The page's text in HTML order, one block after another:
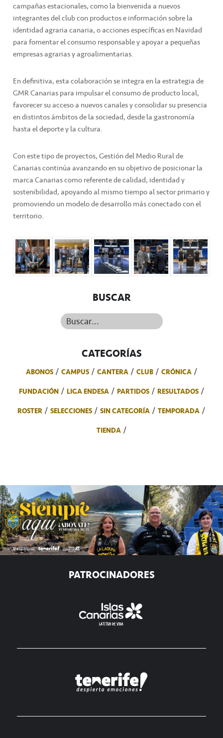
campañas estacionales, como la bienvenida a nuevos
integrantes del club con productos e información sobre la
identidad agraria canaria, o acciones específicas en Navidad
para fomentar el consumo responsable y apoyar a pequeñas
empresas agrarias y agroalimentarias.
En definitiva, esta colaboración se integra en la estrategia de
GMR Canarias para impulsar el consumo de producto local,
favorecer su acceso a nuevos canales y consolidar su presencia
en distintos ámbitos de la sociedad, desde la gastronomía
hasta el deporte y la cultura.
Con este tipo de proyectos, Gestión del Medio Rural de
Canarias continúa avanzando en su objetivo de posicionar la
marca Canarias como referente de calidad, identidad y
sostenibilidad, apoyando al mismo tiempo al sector primario y
promoviendo un modelo de desarrollo más conectado con el
territorio.
BUSCAR
Buscar...
CATEGORÍAS
ABONOS CAMPUS CANTERA CLUB
CRÓNICA
FUNDACIÓN
LIGA ENDESA PARTIDOS
RESULTADOS
ROSTER
SELECCIONES SIN CATEGORÍA
TEMPORADA
TIENDA
PATROCINADORES